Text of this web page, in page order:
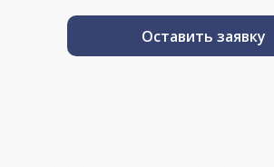
Оставить заявку